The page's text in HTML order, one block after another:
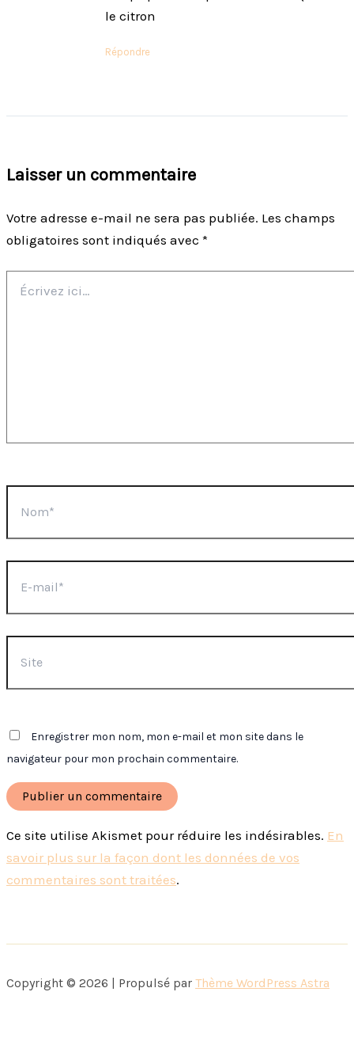
le citron
Répondre
Laisser un commentaire
Votre adresse e-mail ne sera pas publiée. Les champs
obligatoires sont indiqués avec *
ici…
mail*
Enregistrer mon nom, mon e-mail et mon site dans le
navigateur pour mon prochain commentaire.
Ce site utilise Akismet pour réduire les indésirables. En
savoir plus sur la façon dont les données de vos
commentaires sont traitées.
Copyright © 2026 | Propulsé par Thème WordPress Astra